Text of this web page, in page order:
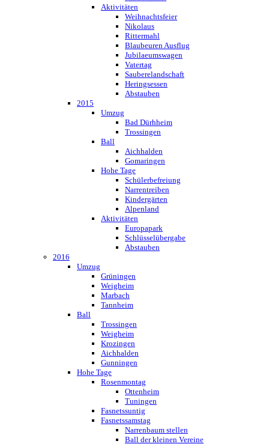
Aktivitäten
Weihnachtsfeier
Nikolaus
Rittermahl
Blaubeuren Ausflug
Jubilaeumswagen
Vatertag
Sauberelandschaft
Heringsessen
Abstauben
2015
Umzug
Bad Dürhheim
Trossingen
Ball
Aichhalden
Gomaringen
Hohe Tage
Schülerbefreiung
Narrentreiben
Kindergärten
Alpenland
Aktivitäten
Europapark
Schlüsselübergabe
Abstauben
2016
Umzug
Grüningen
Weigheim
Marbach
Tannheim
Ball
Trossingen
Weigheim
Krozingen
Aichhalden
Gunningen
Hohe Tage
Rosenmontag
Ottenheim
Tuningen
Fasnetssuntig
Fasnetssamstag
Narrenbaum stellen
Ball der kleinen Vereine